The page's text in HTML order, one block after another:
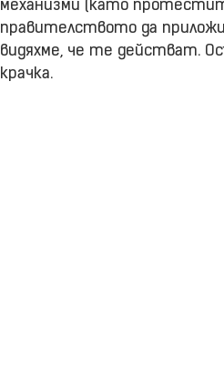
механизми (като
правителството да
видяхме, че те действат.
крачка.